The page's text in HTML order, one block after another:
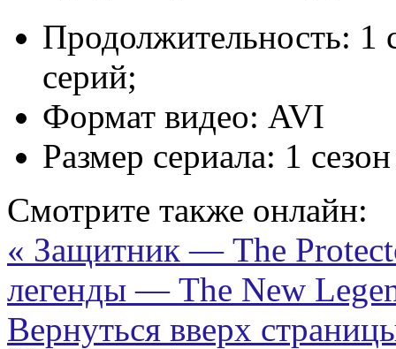
Продолжительность: 1
серий;
Формат видео: AVI
Размер сериала: 1
Смотрите также онлайн:
« Защитник — The
легенды — The New
Вернуться вверх